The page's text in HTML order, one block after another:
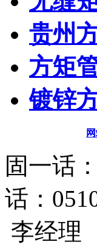
贵州
方矩
镀锌
固一话
话：
李经理